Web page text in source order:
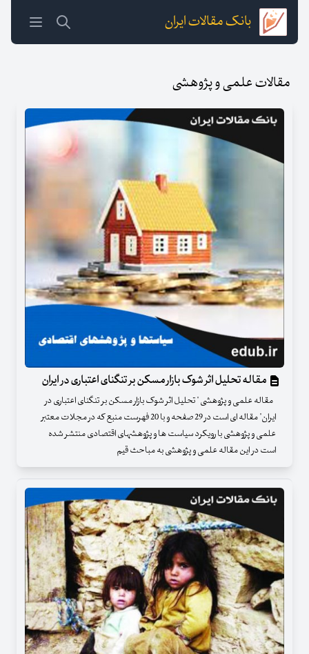
بانک مقالات ایران
مقالات علمی و پژوهشی
مقاله تحلیل اثر شوک بازار مسکن بر تنگنای اعتباری در ایران
مقاله علمی و پژوهشی " تحلیل اثر شوک بازار مسکن بر تنگنای اعتباری در
ایران" مقاله ای است در 29 صفحه و با 20 فهرست منبع که در مجلات معتبر
علمی و پژوهشی با رویکرد سیاست ها و پژوهشهای اقتصادی منتشر شده
است در این مقاله علمی و پژوهشی به مباحث قیم